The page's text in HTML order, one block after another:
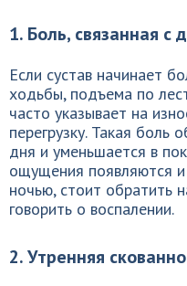
1. Боль, связанная с
Если сустав начинает
ходьбы, подъема по
часто указывает на
перегрузку. Такая боль
дня и уменьшается в
ощущения появляются и
ночью, стоит обратить
говорить о воспалении.
2. Утренняя